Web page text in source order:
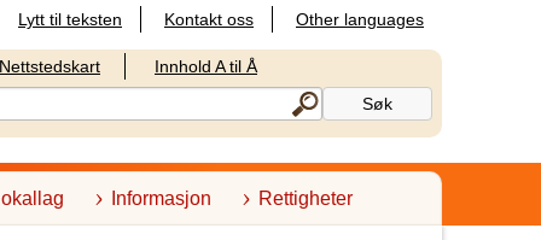
Lytt til teksten Kontakt oss Other languages
Nettstedskart Innhold A til Å
Informasjon Rettigheter